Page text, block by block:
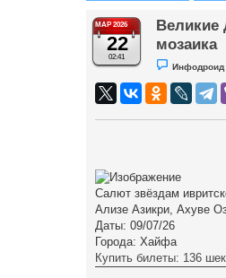
МАР 2026
22
02:41
Великие
мозаика
Н
е
п
о
о
е
о
о
щ
е
н
Инфодроид
Салют звёздам
Ализе Азикри, Ахуве
Даты: 09/07/26
Города: Хайфа
Купить билеты: 136 шек.